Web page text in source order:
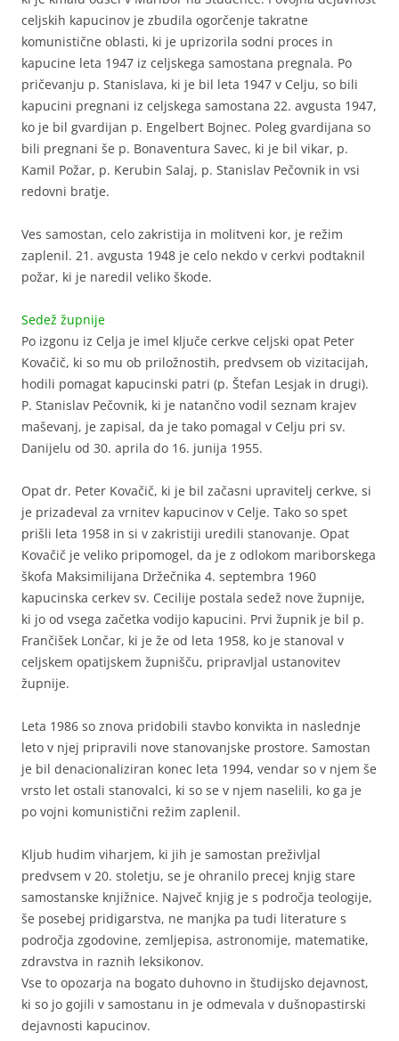
celjskih kapucinov je zbudila ogorčenje takratne
komunistične oblasti, ki je uprizorila sodni proces in
kapucine leta 1947 iz celjskega samostana pregnala. Po
pričevanju p. Stanislava, ki je bil leta 1947 v Celju, so bili
kapucini pregnani iz celjskega samostana 22. avgusta 1947,
ko je bil gvardijan p. Engelbert Bojnec. Poleg gvardijana so
bili pregnani še p. Bonaventura Savec, ki je bil vikar, p.
Kamil Požar, p. Kerubin Salaj, p. Stanislav Pečovnik in vsi
redovni bratje.
Ves samostan, celo zakristija in molitveni kor, je režim
zaplenil. 21. avgusta 1948 je celo nekdo v cerkvi podtaknil
požar, ki je naredil veliko škode.
Sedež župnije
Po izgonu iz Celja je imel ključe cerkve celjski opat Peter
Kovačič, ki so mu ob priložnostih, predvsem ob vizitacijah,
hodili pomagat kapucinski patri (p. Štefan Lesjak in drugi).
P. Stanislav Pečovnik, ki je natančno vodil seznam krajev
maševanj, je zapisal, da je tako pomagal v Celju pri sv.
Danijelu od 30. aprila do 16. junija 1955.
Opat dr. Peter Kovačič, ki je bil začasni upravitelj cerkve, si
je prizadeval za vrnitev kapucinov v Celje. Tako so spet
prišli leta 1958 in si v zakristiji uredili stanovanje. Opat
Kovačič je veliko pripomogel, da je z odlokom mariborskega
škofa Maksimilijana Držečnika 4. septembra 1960
kapucinska cerkev sv. Cecilije postala sedež nove župnije,
ki jo od vsega začetka vodijo kapucini. Prvi župnik je bil p.
Frančišek Lončar, ki je že od leta 1958, ko je stanoval v
celjskem opatijskem župnišču, pripravljal ustanovitev
župnije.
Leta 1986 so znova pridobili stavbo konvikta in naslednje
leto v njej pripravili nove stanovanjske prostore. Samostan
je bil denacionaliziran konec leta 1994, vendar so v njem še
vrsto let ostali stanovalci, ki so se v njem naselili, ko ga je
po vojni komunistični režim zaplenil.
Kljub hudim viharjem, ki jih je samostan preživljal
predvsem v 20. stoletju, se je ohranilo precej knjig stare
samostanske knjižnice. Največ knjig je s področja teologije,
še posebej pridigarstva, ne manjka pa tudi literature s
področja zgodovine, zemljepisa, astronomije, matematike,
zdravstva in raznih leksikonov.
Vse to opozarja na bogato duhovno in študijsko dejavnost,
ki so jo gojili v samostanu in je odmevala v dušnopastirski
dejavnosti kapucinov.